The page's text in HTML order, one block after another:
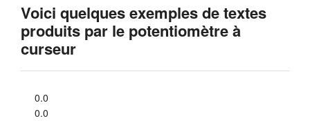
Actualités
Produits
Téléchargements
Voici quelques exemples de textes
produits par le potentiomètre à
curseur
0.0
0.0